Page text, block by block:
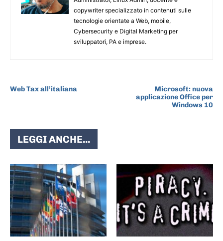
copywriter specializzato in contenuti sulle
tecnologie orientate a Web, mobile,
Cybersecurity e Digital Marketing per
sviluppatori, PA e imprese.
Web Tax all’italiana
Microsoft: nuova
applicazione Office per
Windows 10
LEGGI ANCHE...